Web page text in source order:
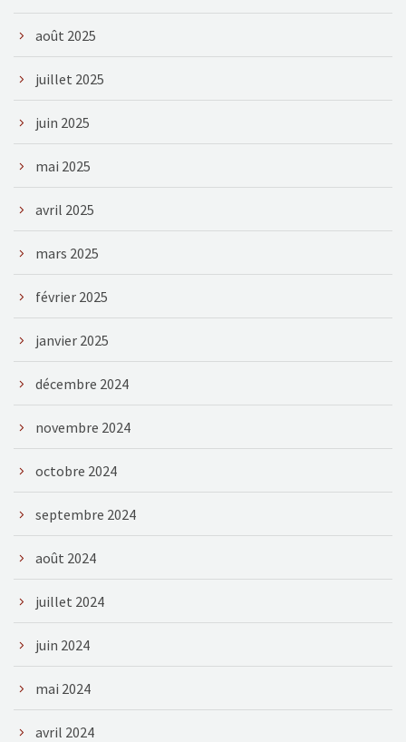
août 2025
juillet 2025
juin 2025
mai 2025
avril 2025
mars 2025
février 2025
janvier 2025
décembre 2024
novembre 2024
octobre 2024
septembre 2024
août 2024
juillet 2024
juin 2024
mai 2024
avril 2024